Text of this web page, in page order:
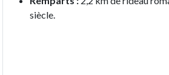
siècle.